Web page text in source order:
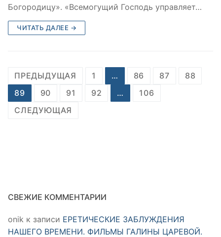
Богородицу». «Всемогущий Господь управляет…
ЧИТАТЬ ДАЛЕЕ →
Пагинация
записей
ПРЕДЫДУЩАЯ 1 … 86 87
88
89
90 91 92 …
106
СЛЕДУЮЩАЯ
СВЕЖИЕ КОММЕНТАРИИ
onik к записи ЕРЕТИЧЕСКИЕ ЗАБЛУЖДЕНИЯ
НАШЕГО ВРЕМЕНИ. ФИЛЬМЫ ГАЛИНЫ ЦАРЕВОЙ.